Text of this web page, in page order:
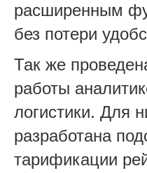
расширенным
без потери
Так же
работы
логистики. Для
разработана
тарификации